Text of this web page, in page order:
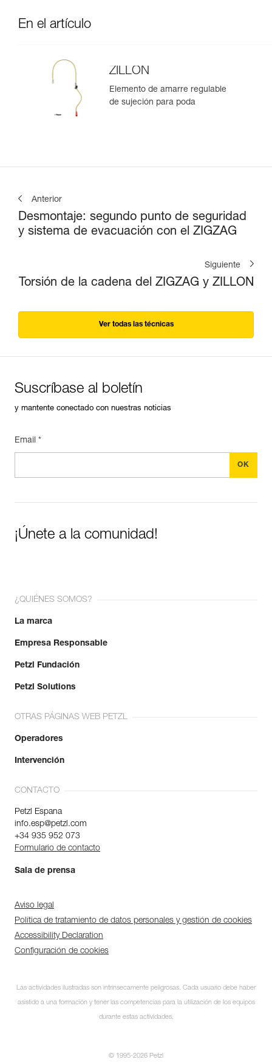
En el artículo
ZILLON
Elemento de amarre regulable
de sujeción para poda
Anterior
Desmontaje: segundo punto de seguridad
y sistema de evacuación con el ZIGZAG
Siguiente
Torsión de la cadena del ZIGZAG y ZILLON
Ver todas las técnicas
Suscríbase al boletín
y mantente conectado con nuestras noticias
Email *
¡Únete a la comunidad!
¿QUIÉNES SOMOS?
La marca
Empresa Responsable
Petzl Fundación
Petzl Solutions
OTRAS PÁGINAS WEB PETZL
Operadores
Intervención
CONTACTO
Petzl Espana
info.esp@petzl.com
+34 935 952 073
Formulario de contacto
Sala de prensa
Aviso legal
Política de tratamiento de datos personales y gestión de cookies
Accessibility Declaration
Configuración de cookies
Las actividades ilustradas son intrínsecamente peligrosas. Cada usuario debe haber
asistido a una formación y tener las competencias para la utilización de los equipos
durante estas actividades.
© 1995-2026 Petzl